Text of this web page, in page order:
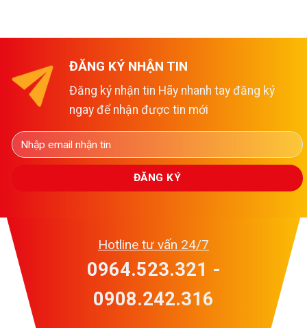
ĐĂNG KÝ NHẬN TIN
Đăng ký nhận tin Hãy nhanh tay đăng ký
ngay để nhận được tin mới
Hotline tư vấn 24/7
0964.523.321 -
0908.242.316